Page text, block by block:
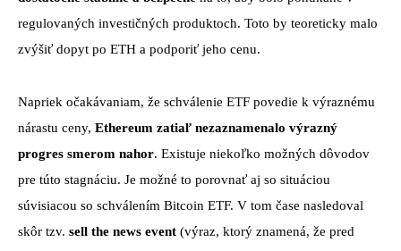
regulovaných investičných produktoch. Toto by teoreticky malo
zvýšiť dopyt po ETH a podporiť jeho cenu.
Napriek očakávaniam, že schválenie ETF povedie k výraznému
nárastu ceny, Ethereum zatiaľ nezaznamenalo výrazný
progres smerom nahor. Existuje niekoľko možných dôvodov
pre túto stagnáciu. Je možné to porovnať aj so situáciou
súvisiacou so schválením Bitcoin ETF. V tom čase nasledoval
skôr tzv. sell the news event (výraz, ktorý znamená, že pred